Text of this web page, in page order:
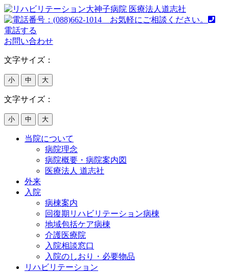
電話する
お問い合わせ
文字サイズ：
小 中 大
文字サイズ：
小 中 大
当院について
病院理念
病院概要・病院案内図
医療法人 道志社
外来
入院
病棟案内
回復期リハビリテーション病棟
地域包括ケア病棟
介護医療院
入院相談窓口
入院のしおり・必要物品
リハビリテーション